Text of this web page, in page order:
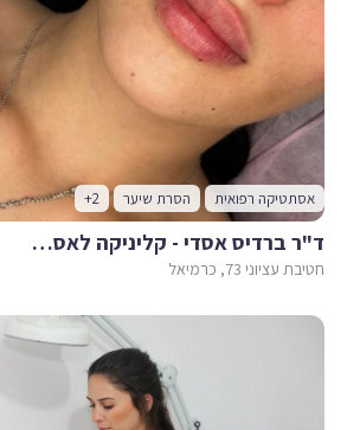
אסתטיקה רפואית הסרת שיער +2
ד"ר ברדיס אסדי - קליניקה לאסתטיקה רפואית
חטיבת עציוני 73, כרמיאל